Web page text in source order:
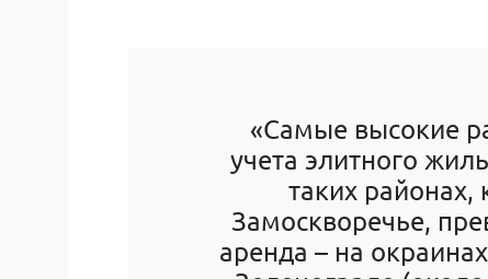
«Самые высокие
учета элитного
таких районах,
Замоскворечье,
аренда – на